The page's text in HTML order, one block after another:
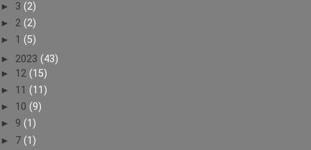
► 3 (2)
► 2 (2)
► 1 (5)
► 2023 (43)
► 12 (15)
► 11 (11)
► 10 (9)
► 9 (1)
► 7 (1)